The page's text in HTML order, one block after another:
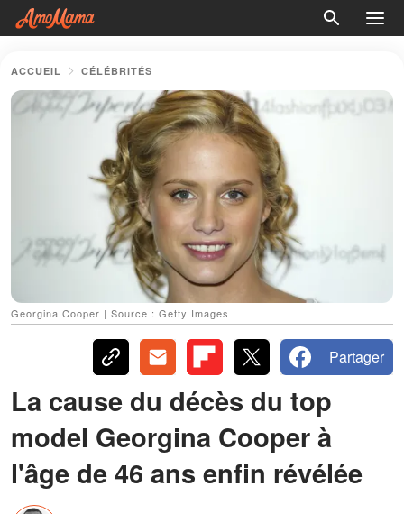
ACCUEIL CÉLÉBRITÉS
Georgina Cooper | Source : Getty Images
Partager
La cause du décès du top
model Georgina Cooper à
l'âge de 46 ans enfin révélée